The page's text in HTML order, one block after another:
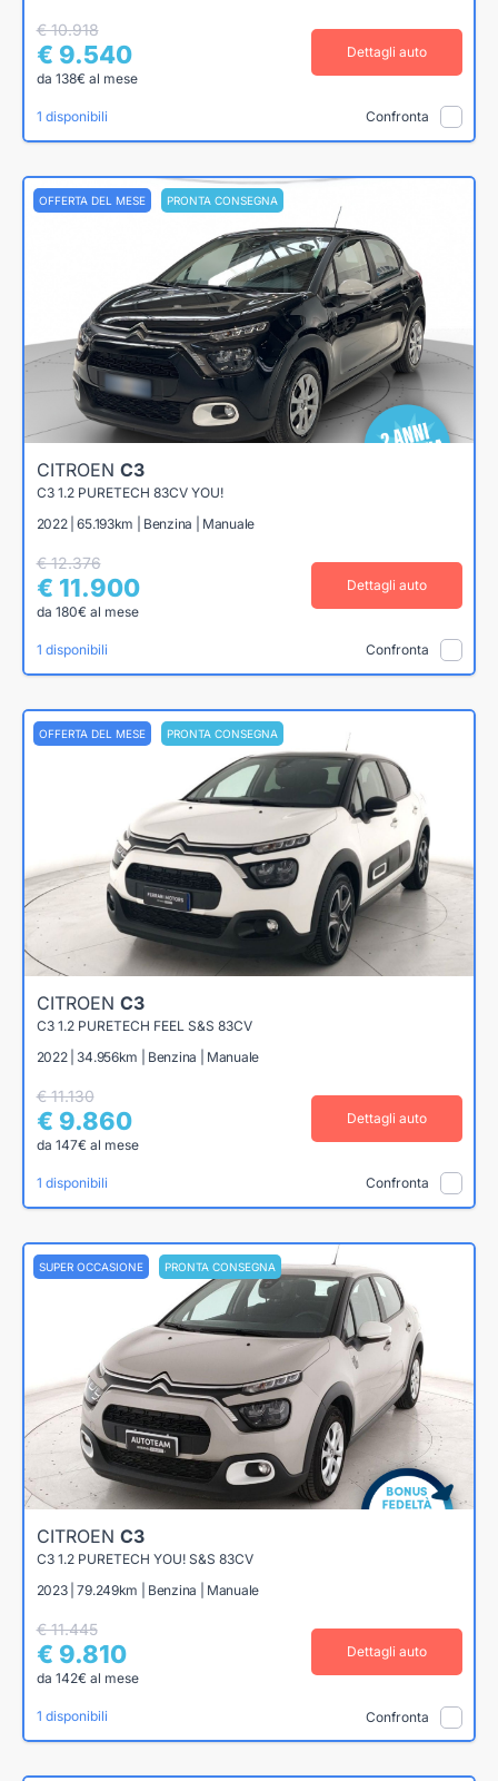
€ 10.918
€ 9.540
da 138€ al mese
Dettagli auto
1 disponibili Confronta
OFFERTA DEL MESE PRONTA CONSEGNA
CITROEN C3
C3 1.2 PURETECH 83CV YOU!
2022 | 65.193km | Benzina | Manuale
€ 12.376
€ 11.900
da 180€ al mese
Dettagli auto
1 disponibili Confronta
OFFERTA DEL MESE PRONTA CONSEGNA
CITROEN C3
C3 1.2 PURETECH FEEL S&S 83CV
2022 | 34.956km | Benzina | Manuale
€ 11.130
€ 9.860
da 147€ al mese
Dettagli auto
1 disponibili Confronta
SUPER OCCASIONE PRONTA CONSEGNA
CITROEN C3
C3 1.2 PURETECH YOU! S&S 83CV
2023 | 79.249km | Benzina | Manuale
€ 11.445
€ 9.810
da 142€ al mese
Dettagli auto
1 disponibili Confronta